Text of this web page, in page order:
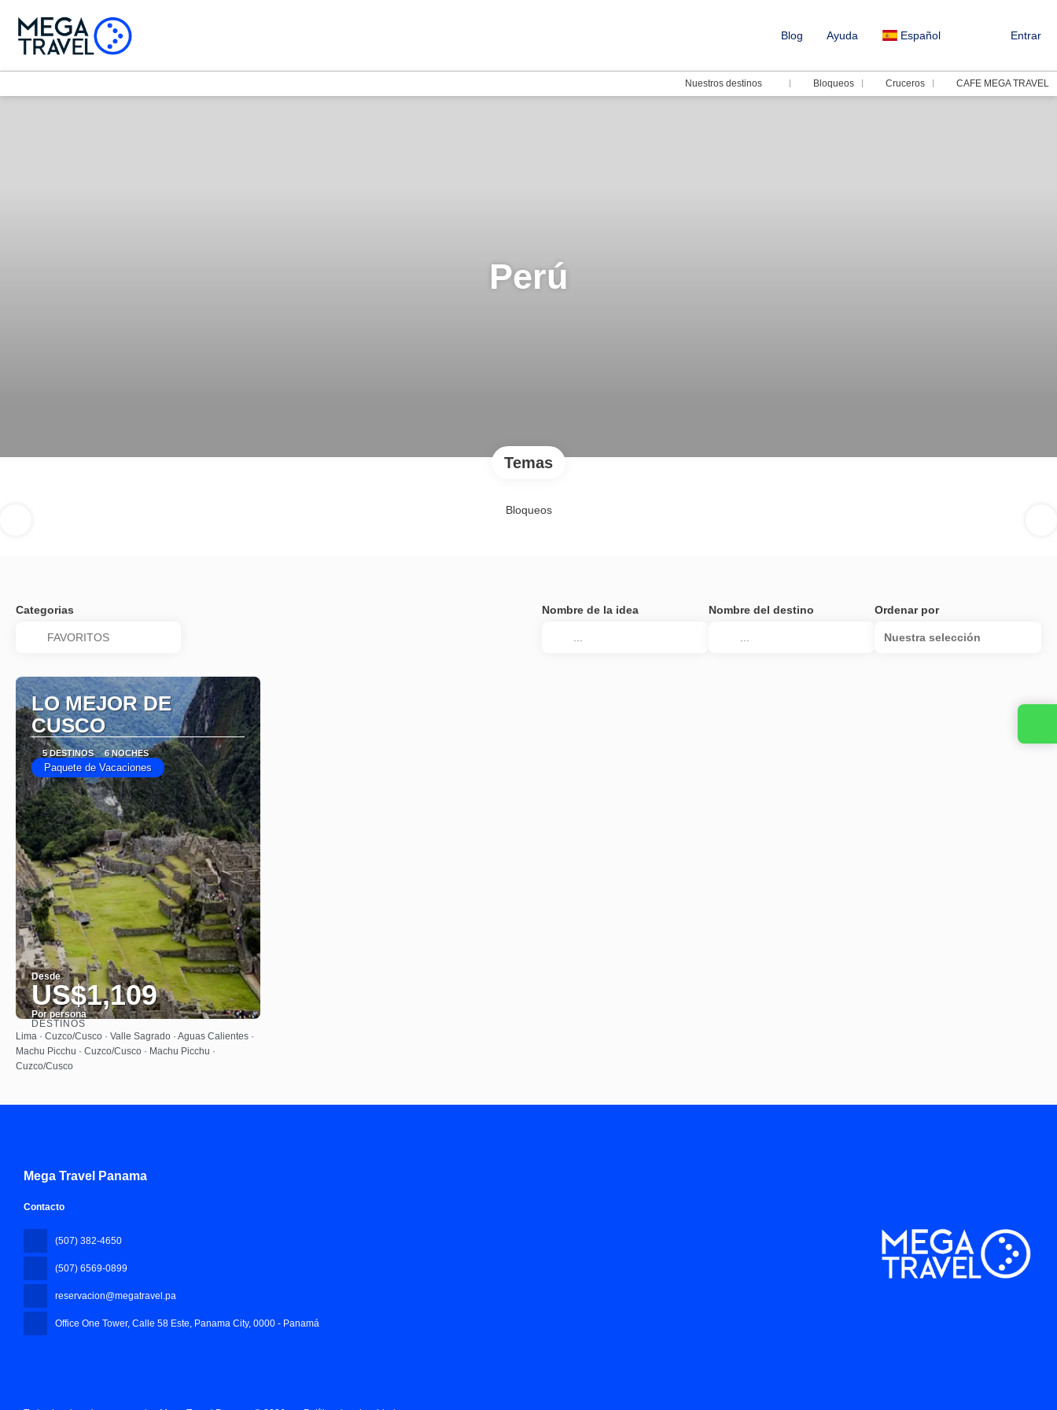
Blog Ayuda Español Entrar
Nuestros destinos Bloqueos Cruceros CAFE MEGA TRAVEL
Perú
Temas
Bloqueos
Categorias Nombre de la idea Nombre del destino Ordenar por
Nuestra selección
LO MEJOR DE
CUSCO
5 DESTINOS 6 NOCHES
Paquete de Vacaciones
Desde
US$1,109
Por persona
Ver
DESTINOS
Lima · Cuzco/Cusco · Valle Sagrado · Aguas Calientes ·
Machu Picchu · Cuzco/Cusco · Machu Picchu ·
Cuzco/Cusco
Mega Travel Panama
Contacto
(507) 382-4650
(507) 6569-0899
reservacion@megatravel.pa
Office One Tower, Calle 58 Este, Panama City, 0000 - Panamá